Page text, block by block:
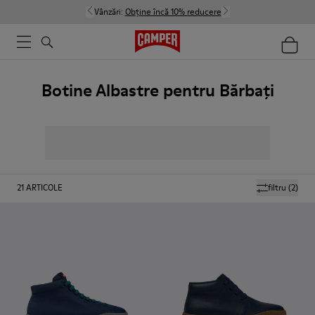
Vânzări: Obține încă 10% reducere
Botine Albastre pentru Bărbați
filtru (2)
21ARTICOLE